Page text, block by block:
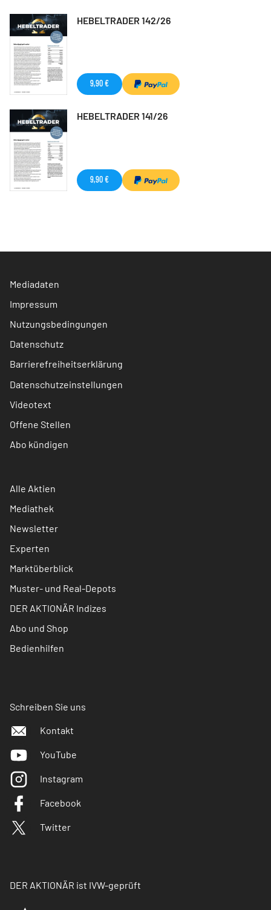
HEBELTRADER 142/26
9,90 €
HEBELTRADER 141/26
9,90 €
Mediadaten
Impressum
Nutzungsbedingungen
Datenschutz
Barrierefreiheitserklärung
Datenschutzeinstellungen
Videotext
Offene Stellen
Abo kündigen
Alle Aktien
Mediathek
Newsletter
Experten
Marktüberblick
Muster- und Real-Depots
DER AKTIONÄR Indizes
Abo und Shop
Bedienhilfen
Schreiben Sie uns
Kontakt
YouTube
Instagram
Facebook
Twitter
DER AKTIONÄR ist IVW-geprüft